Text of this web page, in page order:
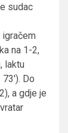
sudac
na 1-2,
laktu
Do
a gdje je